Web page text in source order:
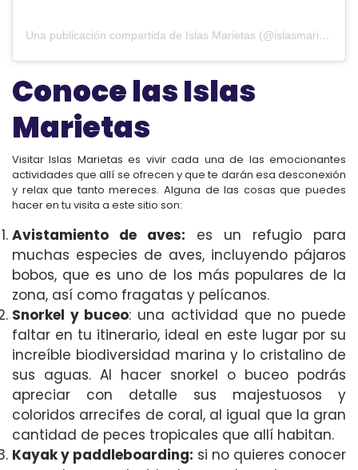
Una publicación compartida de Islas Marietas (@islasmarietas)
Conoce las Islas
Marietas
Visitar Islas Marietas es vivir cada una de las emocionantes
actividades que allí se ofrecen y que te darán esa desconexión
y relax que tanto mereces. Alguna de las cosas que puedes
hacer en tu visita a este sitio son:
Avistamiento de aves: es un refugio para
muchas especies de aves, incluyendo pájaros
bobos, que es uno de los más populares de la
zona, así como fragatas y pelícanos.
Snorkel y buceo: una actividad que no puede
faltar en tu itinerario, ideal en este lugar por su
increíble biodiversidad marina y lo cristalino de
sus aguas. Al hacer snorkel o buceo podrás
apreciar con detalle sus majestuosos y
coloridos arrecifes de coral, al igual que la gran
cantidad de peces tropicales que allí habitan.
Kayak y paddleboarding: si no quieres conocer